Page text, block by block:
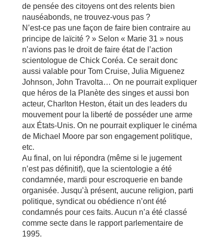
de pensée des citoyens ont des relents bien
nauséabonds, ne trouvez-vous pas ?
N’est-ce pas une façon de faire bien contraire au
principe de laïcité ? » Selon « Marie 31 » nous
n’avions pas le droit de faire état de l’action
scientologue de Chick Coréa. Ce serait donc
aussi valable pour Tom Cruise, Julia Miguenez
Johnson, John Travolta… On ne pourrait expliquer
que héros de la Planète des singes et aussi bon
acteur, Charlton Heston, était un des leaders du
mouvement pour la liberté de posséder une arme
aux États-Unis. On ne pourrait expliquer le cinéma
de Michael Moore par son engagement politique,
etc.
Au final, on lui répondra (même si le jugement
n’est pas définitif), que la scientologie a été
condamnée, mardi pour escroquerie en bande
organisée. Jusqu’à présent, aucune religion, parti
politique, syndicat ou obédience n’ont été
condamnés pour ces faits. Aucun n’a été classé
comme secte dans le rapport parlementaire de
1995.